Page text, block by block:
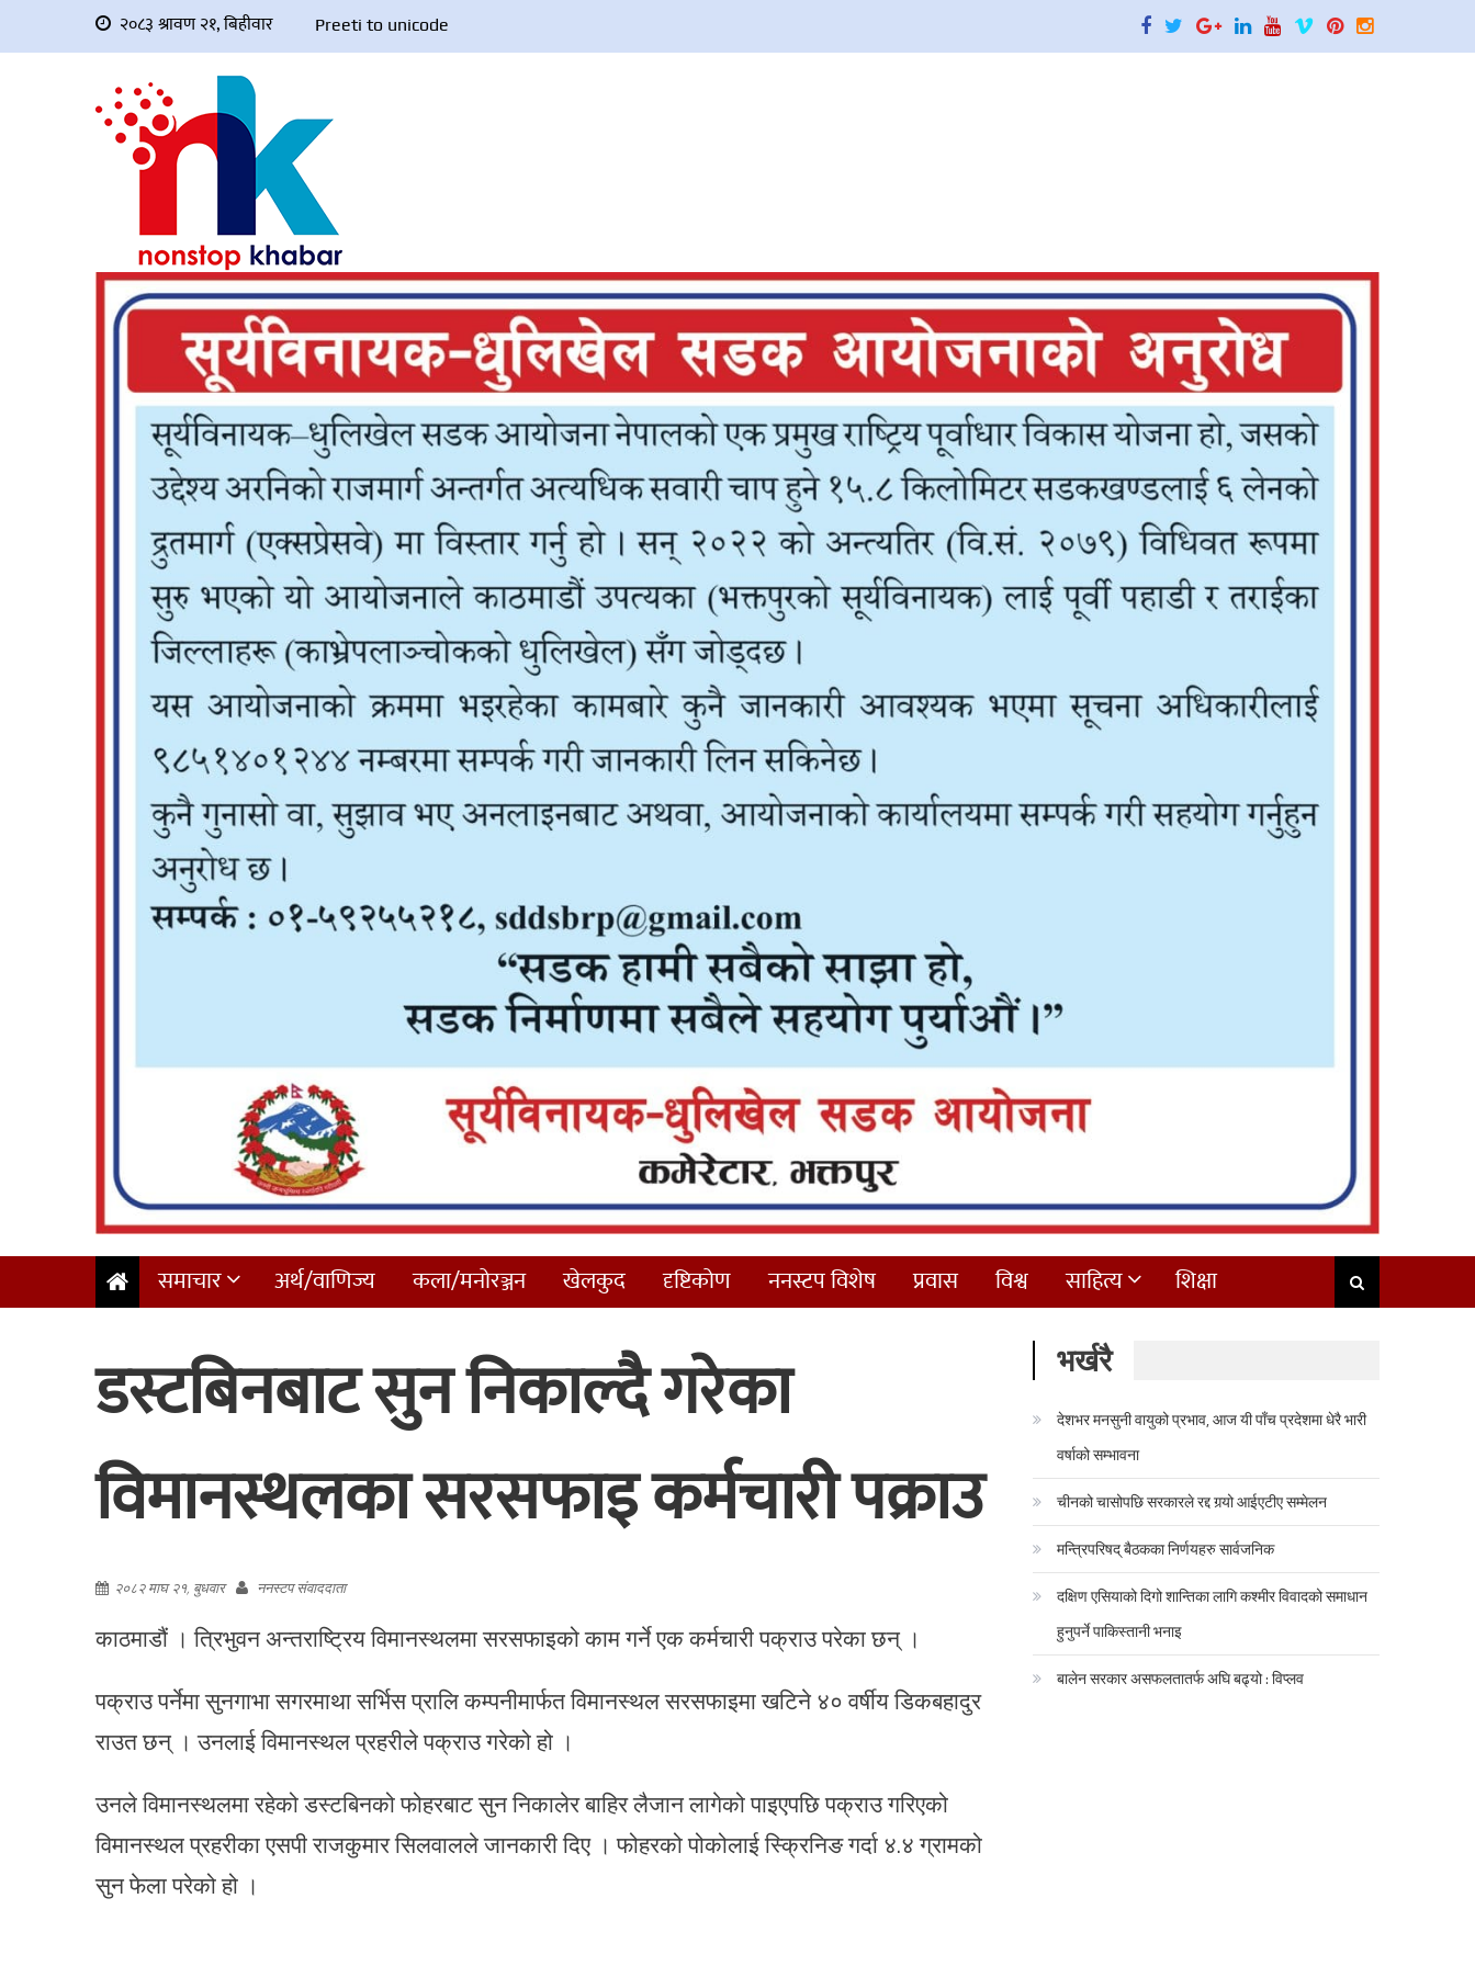
२०८३ श्रावण २१, बिहीवार Preeti to unicode
समाचार अर्थ/वाणिज्य कला/मनोरञ्जन खेलकुद दृष्टिकोण ननस्टप विशेष प्रवास विश्व साहित्य शिक्षा
डस्टबिनबाट सुन निकाल्दै गरेका
विमानस्थलका सरसफाइ कर्मचारी पक्राउ
२०८२ माघ २१, बुधवार ननस्टप संवाददाता
काठमाडौं । त्रिभुवन अन्तराष्ट्रिय विमानस्थलमा सरसफाइको काम गर्ने एक कर्मचारी पक्राउ परेका छन् ।
पक्राउ पर्नेमा सुनगाभा सगरमाथा सर्भिस प्रालि कम्पनीमार्फत विमानस्थल सरसफाइमा खटिने ४० वर्षीय डिकबहादुर
राउत छन् । उनलाई विमानस्थल प्रहरीले पक्राउ गरेको हो ।
उनले विमानस्थलमा रहेको डस्टबिनको फोहरबाट सुन निकालेर बाहिर लैजान लागेको पाइएपछि पक्राउ गरिएको
विमानस्थल प्रहरीका एसपी राजकुमार सिलवालले जानकारी दिए । फोहरको पोकोलाई स्क्रिनिङ गर्दा ४.४ ग्रामको
सुन फेला परेको हो ।
भर्खरै
देशभर मनसुनी वायुको प्रभाव, आज यी पाँच प्रदेशमा धेरै भारी
वर्षाको सम्भावना
चीनको चासोपछि सरकारले रद्द गर्‍यो आईएटीए सम्मेलन
मन्त्रिपरिषद् बैठकका निर्णयहरु सार्वजनिक
दक्षिण एसियाको दिगो शान्तिका लागि कश्मीर विवादको समाधान
हुनुपर्ने पाकिस्तानी भनाइ
बालेन सरकार असफलतातर्फ अघि बढ्यो : विप्लव